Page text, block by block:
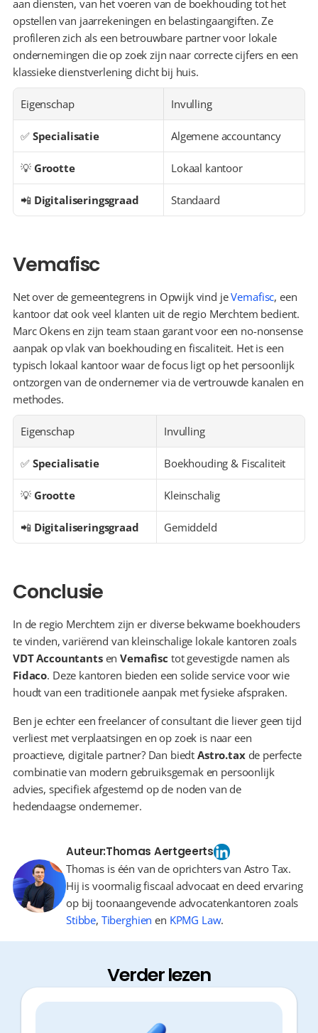
aan diensten, van het voeren van de boekhouding tot het
opstellen van jaarrekeningen en belastingaangiften. Ze
profileren zich als een betrouwbare partner voor lokale
ondernemingen die op zoek zijn naar correcte cijfers en een
klassieke dienstverlening dicht bij huis.
Eigenschap Invulling
✅ Specialisatie Algemene accountancy
💡 Grootte Lokaal kantoor
📲 Digitaliseringsgraad Standaard
Vemafisc
Net over de gemeentegrens in Opwijk vind je Vemafisc, een
kantoor dat ook veel klanten uit de regio Merchtem bedient.
Marc Okens en zijn team staan garant voor een no-nonsense
aanpak op vlak van boekhouding en fiscaliteit. Het is een
typisch lokaal kantoor waar de focus ligt op het persoonlijk
ontzorgen van de ondernemer via de vertrouwde kanalen en
methodes.
Eigenschap Invulling
✅ Specialisatie Boekhouding & Fiscaliteit
💡 Grootte Kleinschalig
📲 Digitaliseringsgraad Gemiddeld
Conclusie
In de regio Merchtem zijn er diverse bekwame boekhouders
VDT Accountants en Vemafisc
Fidaco. Deze kantoren bieden een solide service voor wie
houdt van een traditionele aanpak met fysieke afspraken.
Ben je echter een freelancer of consultant die liever geen tijd
verliest met verplaatsingen en op zoek is naar een
proactieve, digitale partner? Dan biedt Astro.tax de perfecte
combinatie van modern gebruiksgemak en persoonlijk
advies, specifiek afgestemd op de noden van de
hedendaagse ondernemer.
Auteur:Thomas Aertgeerts
Thomas is één van de oprichters van Astro Tax.
Hij is voormalig fiscaal advocaat en deed ervaring
op bij toonaangevende advocatenkantoren zoals
Stibbe, Tiberghien en KPMG Law.
Verder lezen